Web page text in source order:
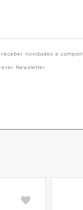
receber novidades e
Newsletter